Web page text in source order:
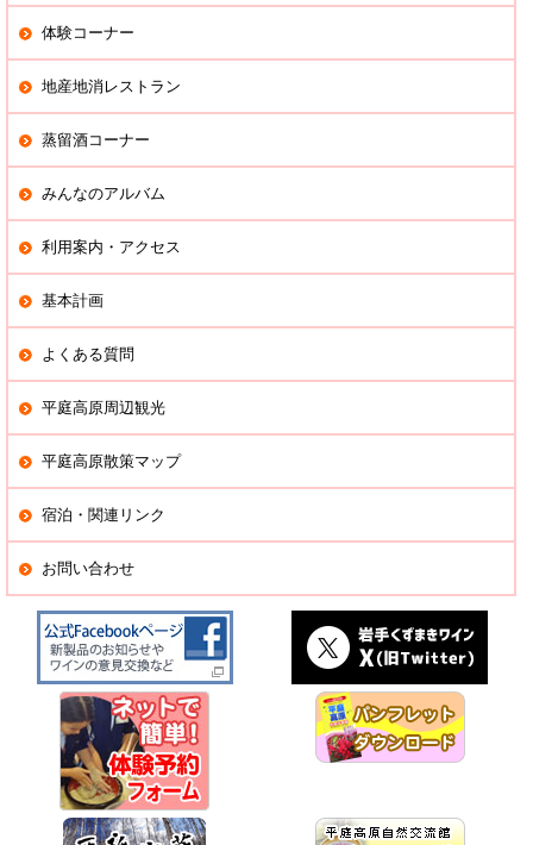
体験コーナー
地産地消レストラン
蒸留酒コーナー
みんなのアルバム
利用案内・アクセス
基本計画
よくある質問
平庭高原周辺観光
平庭高原散策マップ
宿泊・関連リンク
お問い合わせ